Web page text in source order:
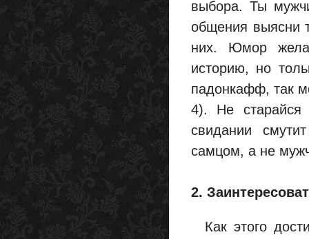
выбора. Ты
общения выясни
них. Юмор
историю, но
падонкафф, так
4). Не старайся
свидании
самцом, а не
2.
Как этого